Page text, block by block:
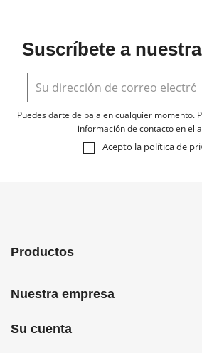
Suscríbete a
Puedes darte de baja en cualquier momento.
información de contacto en el
Acepto la política de
Productos
Nuestra empresa
Su cuenta